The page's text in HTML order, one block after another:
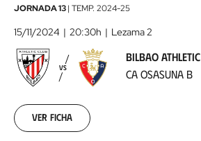
Bilbao
Athletic
-
CA
Osasuna
11-
15
JORNADA 13| TEMP. 2024-25
15/11/2024 20:30h Lezama 2
VS
BILBAO ATHLETIC
CA OSASUNA B
Ver ficha